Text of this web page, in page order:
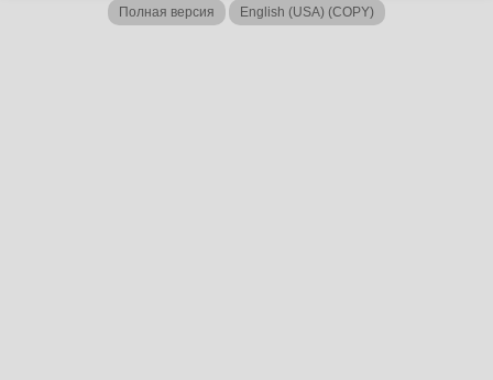
Полная версия English (USA) (COPY)